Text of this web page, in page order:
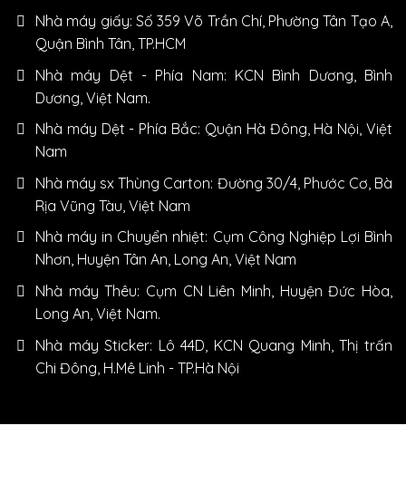
Nhà máy giấy: Số 359 Võ Trần Chí, Phường Tân Tạo A,
Quận Bình Tân, TP.HCM
Nhà máy Dệt - Phía Nam: KCN Bình Dương, Bình
Dương, Việt Nam.
Nhà máy Dệt - Phía Bắc: Quận Hà Đông, Hà Nội, Việt
Nam
Nhà máy sx Thùng Carton: Đường 30/4, Phước Cơ, Bà
Rịa Vũng Tàu, Việt Nam
Nhà máy in Chuyển nhiệt: Cụm Công Nghiệp Lợi Bình
Nhơn, Huyện Tân An, Long An, Việt Nam
Nhà máy Thêu: Cụm CN Liên Minh, Huyện Đức Hòa,
Long An, Việt Nam.
Nhà máy Sticker: Lô 44D, KCN Quang Minh, Thị trấn
Chi Đông, H.Mê Linh - TP.Hà Nội